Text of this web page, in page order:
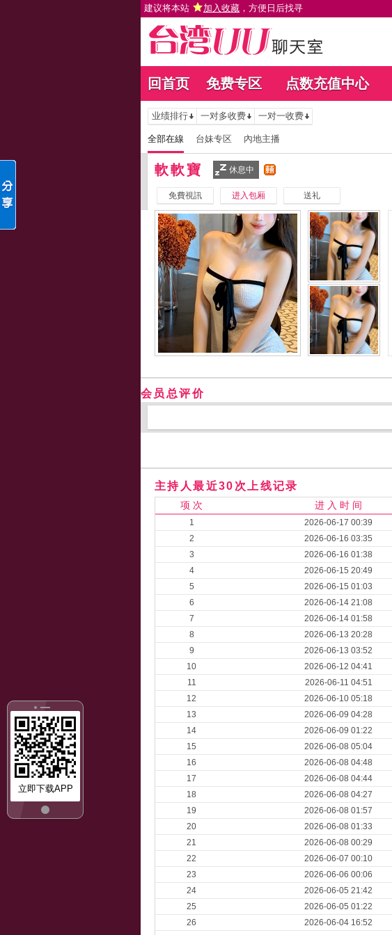
建议将本站 加入收藏 ，方便日后找寻
回首页 免费专区 点数充值中心
立即下载APP
业绩排行 一对多收费 一对一收费
全部在線 台妹专区 內地主播
軟軟寶 休息中
免費視訊 进入包厢 送礼
会员总评价
主持人最近30次上线记录
项 次 进 入 时 间
1 2026-06-17 00:39
2
2026-06-16 03:35
3
2026-06-16 01:38
4
2026-06-15 20:49
5
2026-06-15 01:03
6
2026-06-14 21:08
7
2026-06-14 01:58
8
2026-06-13 20:28
9
2026-06-13 03:52
10
2026-06-12 04:41
11
2026-06-11 04:51
12
2026-06-10 05:18
13
2026-06-09 04:28
14
2026-06-09 01:22
15
2026-06-08 05:04
16
2026-06-08 04:48
17
2026-06-08 04:44
18
2026-06-08 04:27
19
2026-06-08 01:57
20
2026-06-08 01:33
21
2026-06-08 00:29
22
2026-06-07 00:10
23
2026-06-06 00:06
24
2026-06-05 21:42
25
2026-06-05 01:22
26
2026-06-04 16:52